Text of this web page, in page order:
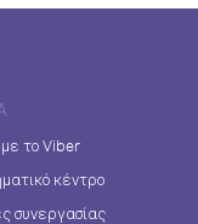
το Viber
κέντρο
συνεργασίας